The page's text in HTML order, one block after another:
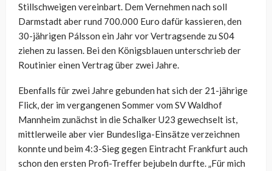
Stillschweigen vereinbart. Dem Vernehmen nach soll
Darmstadt aber rund 700.000 Euro dafür kassieren, den
30-jährigen Pálsson ein Jahr vor Vertragsende zu S04
ziehen zu lassen. Bei den Königsblauen unterschrieb der
Routinier einen Vertrag über zwei Jahre.
Ebenfalls für zwei Jahre gebunden hat sich der 21-jährige
Flick, der im vergangenen Sommer vom SV Waldhof
Mannheim zunächst in die Schalker U23 gewechselt ist,
mittlerweile aber vier Bundesliga-Einsätze verzeichnen
konnte und beim 4:3-Sieg gegen Eintracht Frankfurt auch
schon den ersten Profi-Treffer bejubeln durfte. „Für mich